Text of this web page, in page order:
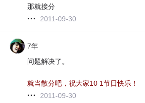
那就接分
2011-09-30
7年
问题解决了。
就当散分吧，祝大家10 1节日快乐！
2011-09-30